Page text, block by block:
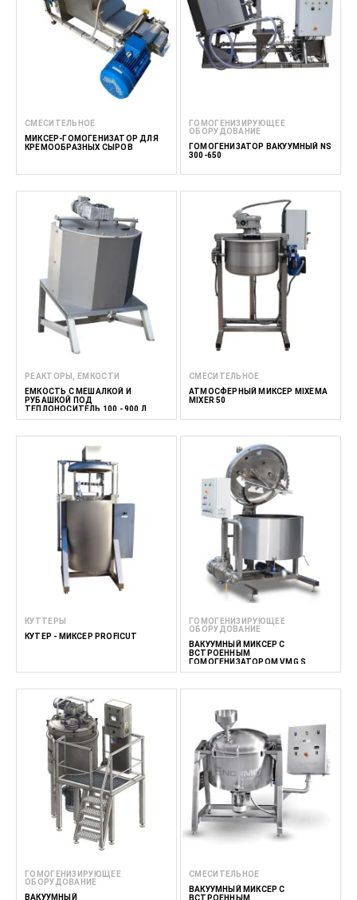
СМЕСИТЕЛЬНОЕ
МИКСЕР-ГОМОГЕНИЗАТОР ДЛЯ
КРЕМООБРАЗНЫХ СЫРОВ
ГОМОГЕНИЗИРУЮЩЕЕ
ОБОРУДОВАНИЕ
ГОМОГЕНИЗАТОР ВАКУУМНЫЙ NS
300-650
РЕАКТОРЫ, ЕМКОСТИ
ЕМКОСТЬ C МЕШАЛКОЙ И
РУБАШКОЙ ПОД
ТЕПЛОНОСИТЕЛЬ 100 - 900 Л
СМЕСИТЕЛЬНОЕ
АТМОСФЕРНЫЙ МИКСЕР MIXEMA
MIXER 50
КУТТЕРЫ
КУТЕР - МИКСЕР PROFICUT
ГОМОГЕНИЗИРУЮЩЕЕ
ОБОРУДОВАНИЕ
ВАКУУМНЫЙ МИКСЕР С
ВСТРОЕННЫМ
ГОМОГЕНИЗАТОРОМ VMG S
ГОМОГЕНИЗИРУЮЩЕЕ
ОБОРУДОВАНИЕ
ВАКУУМНЫЙ
СМЕСИТЕЛЬНОЕ
ВАКУУМНЫЙ МИКСЕР С
ВСТРОЕННЫМ